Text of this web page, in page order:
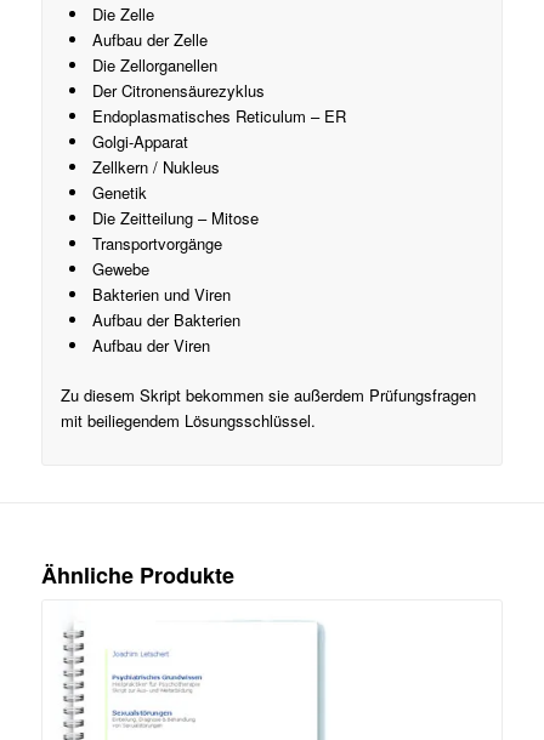
Die Zelle
Aufbau der Zelle
Die Zellorganellen
Der Citronensäurezyklus
Endoplasmatisches Reticulum – ER
Golgi-Apparat
Zellkern / Nukleus
Genetik
Die Zeitteilung – Mitose
Transportvorgänge
Gewebe
Bakterien und Viren
Aufbau der Bakterien
Aufbau der Viren
Zu diesem Skript bekommen sie außerdem Prüfungsfragen
mit beiliegendem Lösungsschlüssel.
Ähnliche Produkte